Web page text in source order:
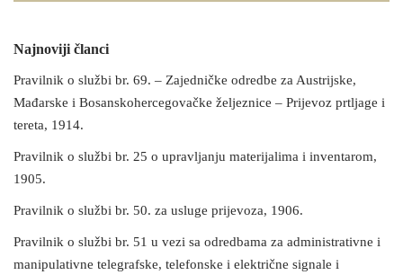
Najnoviji članci
Pravilnik o službi br. 69. – Zajedničke odredbe za Austrijske,
Mađarske i Bosanskohercegovačke željeznice – Prijevoz prtljage i
tereta, 1914.
Pravilnik o službi br. 25 o upravljanju materijalima i inventarom,
1905.
Pravilnik o službi br. 50. za usluge prijevoza, 1906.
Pravilnik o službi br. 51 u vezi sa odredbama za administrativne i
manipulativne telegrafske, telefonske i električne signale i